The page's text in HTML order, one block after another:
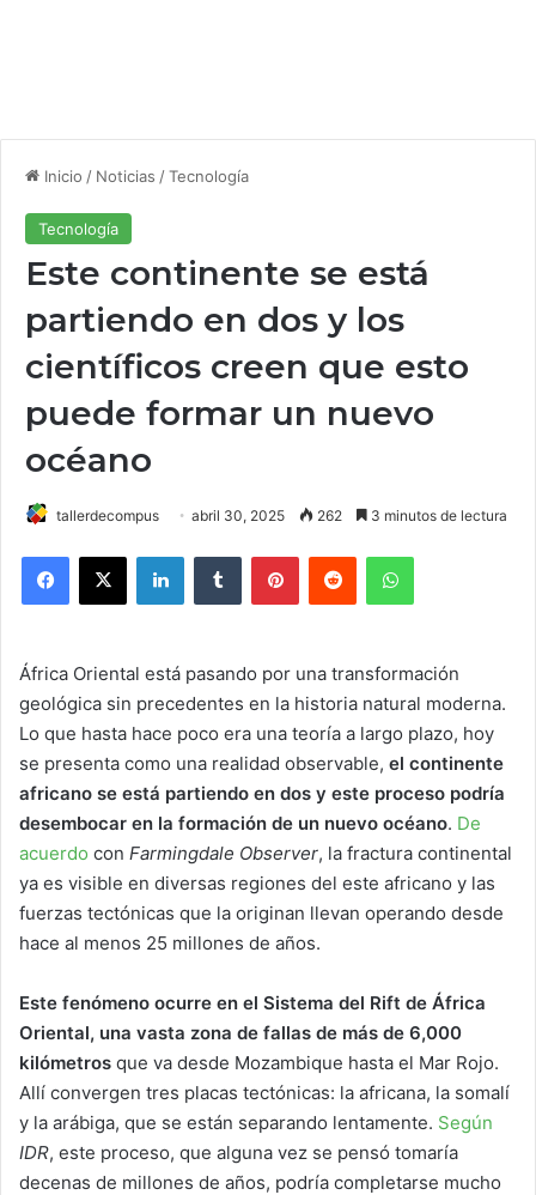
Inicio / Noticias /Tecnología
Tecnología
Este continente se está
partiendo en dos y los
científicos creen que esto
puede formar un nuevo
océano
tallerdecompus abril 30, 2025 262 3 minutos de lectura
África Oriental está pasando por una transformación
geológica sin precedentes en la historia natural moderna.
Lo que hasta hace poco era una teoría a largo plazo, hoy
se presenta como una realidad observable, el continente
africano se está partiendo en dos y este proceso podría
desembocar en la formación de un nuevo océano. De
acuerdo con Farmingdale Observer, la fractura continental
ya es visible en diversas regiones del este africano y las
fuerzas tectónicas que la originan llevan operando desde
hace al menos 25 millones de años.
Este fenómeno ocurre en el Sistema del Rift de África
Oriental, una vasta zona de fallas de más de 6,000
kilómetros que va desde Mozambique hasta el Mar Rojo.
Allí convergen tres placas tectónicas: la africana, la somalí
y la arábiga, que se están separando lentamente. Según
IDR, este proceso, que alguna vez se pensó tomaría
decenas de millones de años, podría completarse mucho